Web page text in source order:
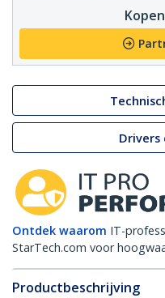
Drivers
Ontdek waarom IT-
StarTech.com voor
Productbeschrijving